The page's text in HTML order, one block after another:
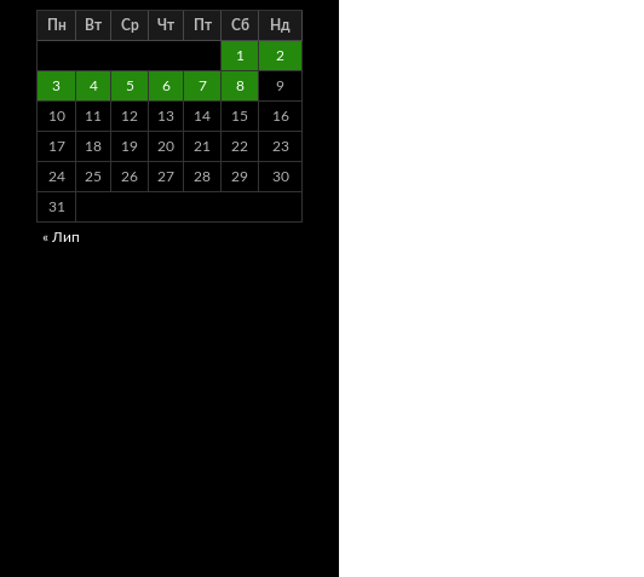
Пн Вт Ср Чт Пт Сб Нд
1 2
3 4 5 6 7 8 9
10 11 12 13 14 15 16
17 18 19 20 21 22 23
24 25 26 27 28 29 30
31
« Лип